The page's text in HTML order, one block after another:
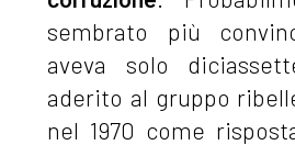
sembrato più
aveva solo
aderito al gruppo
nel 1970 come